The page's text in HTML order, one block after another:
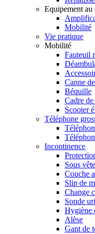
Equipement au
Mobilité
Vie pratique
Mobilité
Fauteuil
Canne
Béquille
Cadre
Scooter
Téléphone
Incontinence
Sous
Couche
Slip de
Change
Sonde
Hygiène
Alèse
Gant de